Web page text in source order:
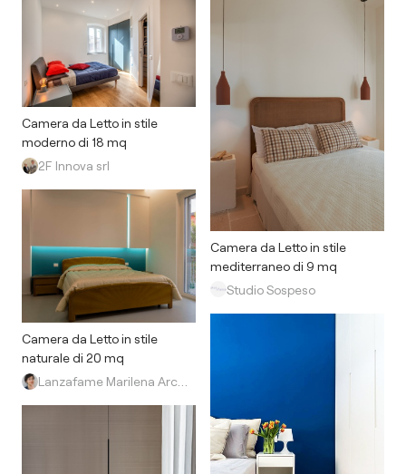
Camera da Letto in stile
moderno di 18 mq
2F Innova srl
Camera da Letto in stile
naturale di 20 mq
Camera da Letto in stile
mediterraneo di 9 mq
Studio Sospeso